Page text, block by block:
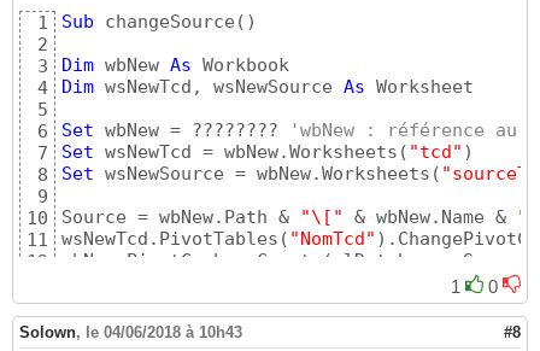
1
2
3
4
5
6
7
8
9
10
11
12
14
Sub changeSource ( )
Dim wbNew As
Dim wsNewTcd, wsNewSource As Worksheet
Set wbNew = ????????
'wbNew : référence au
Set wsNewTcd = wbNew.Worksheets ( "tcd" )
Set wsNewSource = wbNew.Worksheets (
Source = wbNew.Path &
"\[" & wbNew.Name &
wsNewTcd.PivotTables ( "NomTcd" )
wbNew.PivotCaches.Create
( xlDatabase, Source
End Sub
1 0
Solown, le 04/06/2018 à 10h43 #8